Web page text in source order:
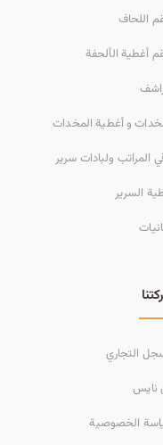
اللحاف
أغطية الألحفة
و أغطية المخدات
المراتب ولبادات سرير
السرير
التجاري
نايس
الخصوصية